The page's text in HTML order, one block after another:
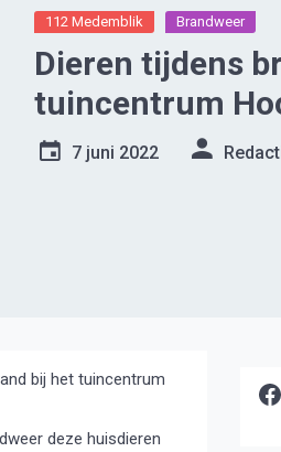
112 Medemblik Brandweer
Dieren tijdens
tuincentrum
7 juni 2022
bij het tuincentrum
deze huisdieren